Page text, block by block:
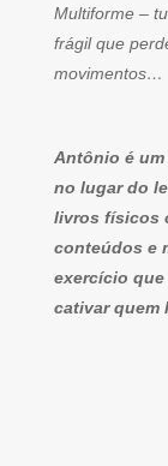
Multiforme –
frágil que
movimentos…
Antônio é
no lugar do
livros físicos
conteúdos e
exercício que
cativar quem